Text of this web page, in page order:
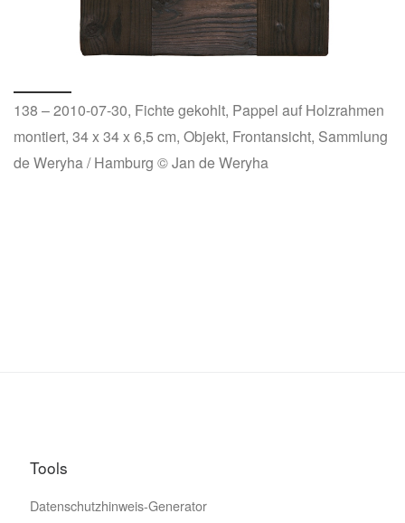
138 – 2010-07-30, Fichte gekohlt, Pappel auf Holzrahmen
montiert, 34 x 34 x 6,5 cm, Objekt, Frontansicht, Sammlung
de Weryha / Hamburg © Jan de Weryha
Tools
Datenschutzhinweis-Generator